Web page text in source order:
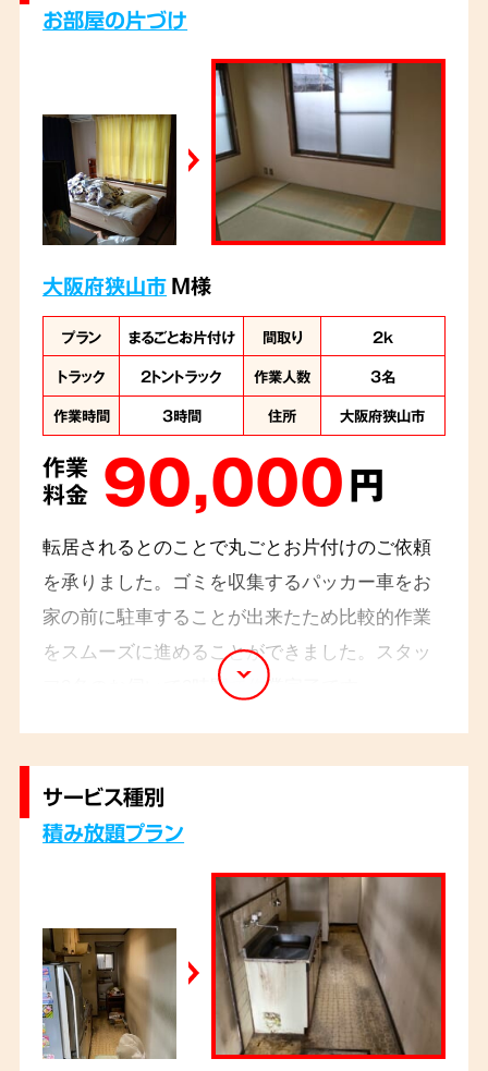
お部屋の片づけ
大阪府狭山市M様
プラン まるごとお片付け 間取り
2ｋ
トラック
2トントラック 作業人数
3名
作業時間
3時間 住所 大阪府狭山市
作業
料金 90,000円
転居されるとのことで丸ごとお片付けのご依頼
を承りました。ゴミを収集するパッカー車をお
家の前に駐車することが出来たため比較的作業
をスムーズに進めることができました。スタッ
フ3名のお伺いで3時間で作業完了です。
サービス種別
積み放題プラン